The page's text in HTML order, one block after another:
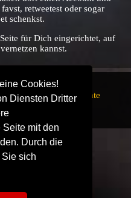
Cookies!
Diensten Dritter
mit den
Durch die
sich
retweetest oder sogar
schenkst.
für Dich eingerichtet, auf
kannst.
- 2026,Nutzungsrechte